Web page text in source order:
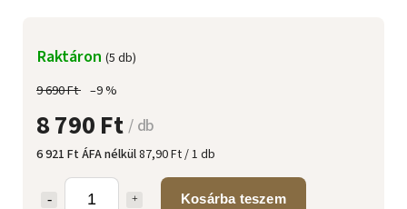
9 690 Ft –9 %
8 790 Ft/ db
6 921 Ft ÁFA nélkül87,90 Ft / 1 db
Kosárba teszem
Raktáron (5 db)